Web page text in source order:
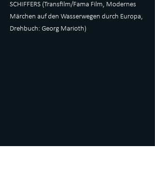
SCHIFFERS (Transfilm/Fama Film, Modernes
Märchen auf den Wasserwegen durch Europa,
Drehbuch: Georg Marioth)